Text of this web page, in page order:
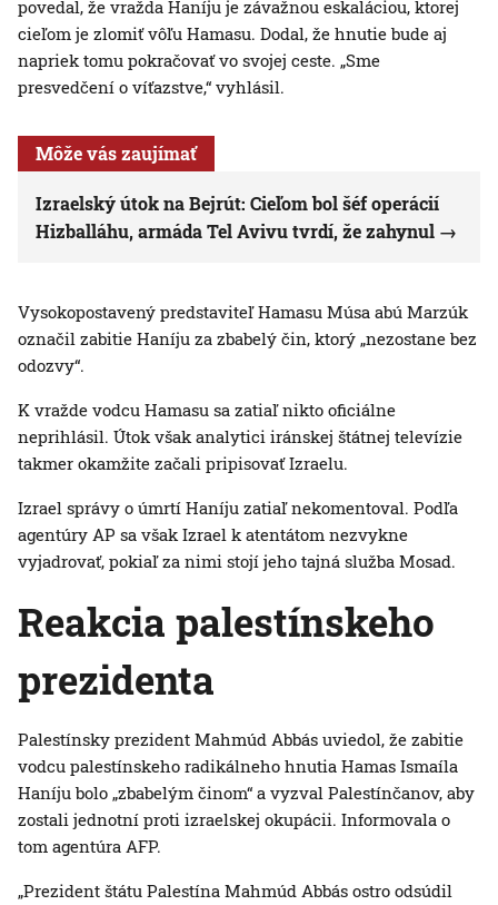
povedal, že vražda Haníju je závažnou eskaláciou, ktorej
cieľom je zlomiť vôľu Hamasu. Dodal, že hnutie bude aj
napriek tomu pokračovať vo svojej ceste. „Sme
presvedčení o víťazstve,“ vyhlásil.
Môže vás zaujímať
Izraelský útok na Bejrút: Cieľom bol šéf operácií
Hizballáhu, armáda Tel Avivu tvrdí, že zahynul
Vysokopostavený predstaviteľ Hamasu Músa abú Marzúk
označil zabitie Haníju za zbabelý čin, ktorý „nezostane bez
odozvy“.
K vražde vodcu Hamasu sa zatiaľ nikto oficiálne
neprihlásil. Útok však analytici iránskej štátnej televízie
takmer okamžite začali pripisovať Izraelu.
Izrael správy o úmrtí Haníju zatiaľ nekomentoval. Podľa
agentúry AP sa však Izrael k atentátom nezvykne
vyjadrovať, pokiaľ za nimi stojí jeho tajná služba Mosad.
Reakcia palestínskeho
prezidenta
Palestínsky prezident Mahmúd Abbás uviedol, že zabitie
vodcu palestínskeho radikálneho hnutia Hamas Ismaíla
Haníju bolo „zbabelým činom“ a vyzval Palestínčanov, aby
zostali jednotní proti izraelskej okupácii. Informovala o
tom agentúra AFP.
„Prezident štátu Palestína Mahmúd Abbás ostro odsúdil